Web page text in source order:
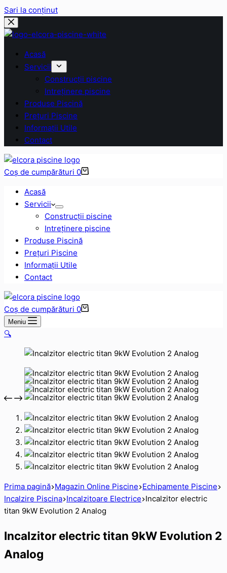
Sari la conținut
Acasă
Servicii
Construcții piscine
Intreținere piscine
Produse Piscină
Prețuri Piscine
Informații Utile
Contact
Coș de cumpărături 0
Acasă
Servicii
Construcții piscine
Intreținere piscine
Produse Piscină
Prețuri Piscine
Informații Utile
Contact
Coș de cumpărături 0
Meniu
🔍
Prima pagină Magazin Online Piscine Echipamente Piscine
Incalzire Piscina Incalzitoare Electrice Incalzitor electric
titan 9kW Evolution 2 Analog
Incalzitor electric titan 9kW Evolution 2
Analog